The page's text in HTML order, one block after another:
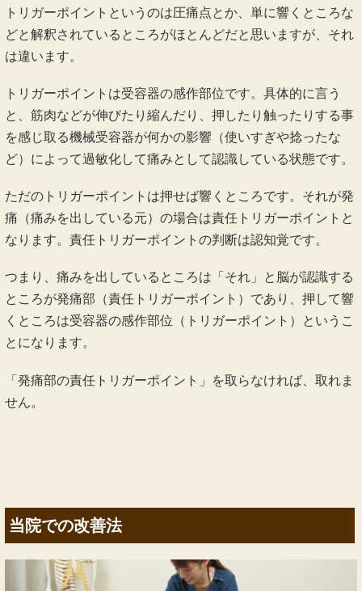
トリガーポイントというのは圧痛点とか、単に響くところな
どと解釈されているところがほとんどだと思いますが、それ
は違います。
トリガーポイントは受容器の感作部位です。具体的に言う
と、筋肉などが伸びたり縮んだり、押したり触ったりする事
を感じ取る機械受容器が何かの影響（使いすぎや捻ったな
ど）によって過敏化して痛みとして認識している状態です。
ただのトリガーポイントは押せば響くところです。それが発
痛（痛みを出している元）の場合は責任トリガーポイントと
なります。責任トリガーポイントの判断は認知覚です。
つまり、痛みを出しているところは「それ」と脳が認識する
ところが発痛部（責任トリガーポイント）であり、押して響
くところは受容器の感作部位（トリガーポイント）というこ
とになります。
「発痛部の責任トリガーポイント」を取らなければ、取れま
せん。
当院での改善法